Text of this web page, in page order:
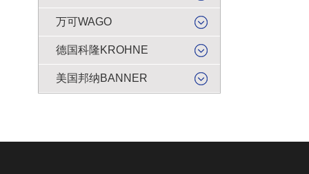
万可WAGO
德国科隆KROHNE
美国邦纳BANNER